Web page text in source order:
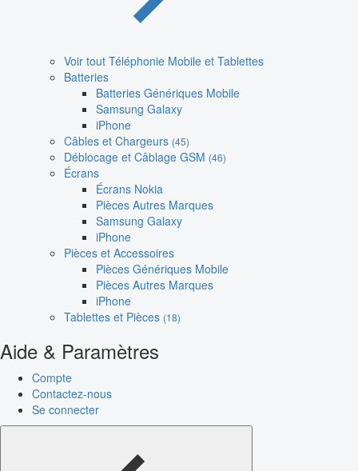
Voir tout Téléphonie Mobile et Tablettes
Batteries
Batteries Génériques Mobile
Samsung Galaxy
iPhone
Câbles et Chargeurs (45)
Déblocage et Câblage GSM (46)
Écrans
Écrans Nokia
Pièces Autres Marques
Samsung Galaxy
iPhone
Pièces et Accessoires
Pièces Génériques Mobile
Pièces Autres Marques
iPhone
Tablettes et Pièces (18)
Aide & Paramètres
Compte
Contactez-nous
Se connecter